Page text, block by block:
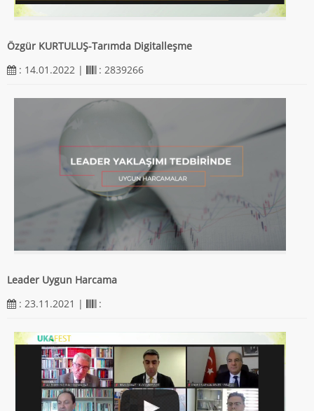
Özgür KURTULUŞ-Tarımda Digitalleşme
: 14.01.2022 |
: 2839266
Leader Uygun Harcama
: 23.11.2021 |
: